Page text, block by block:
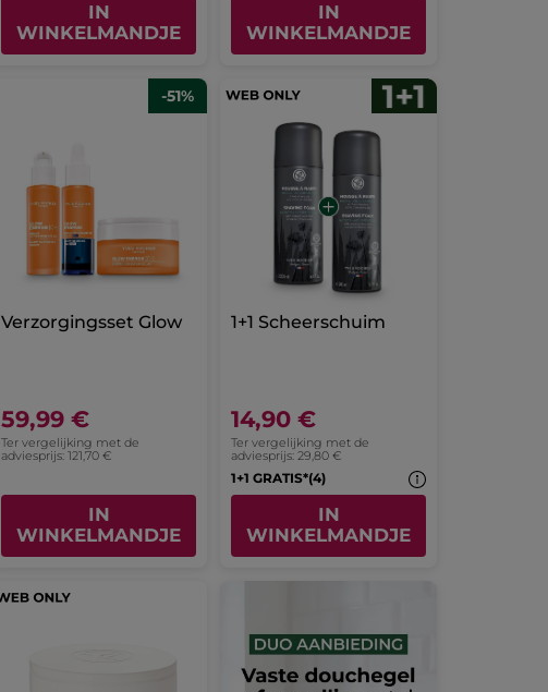
IN
WINKELMANDJE
IN
WINKELMANDJE
-51%
Verzorgingsset Glow
59,99 €
Ter vergelijking met de
adviesprijs: 121,70 €
IN
WINKELMANDJE
1+1 Scheerschuim
14,90 €
Ter vergelijking met de
adviesprijs: 29,80 €
1+1 GRATIS*(4)
IN
WINKELMANDJE